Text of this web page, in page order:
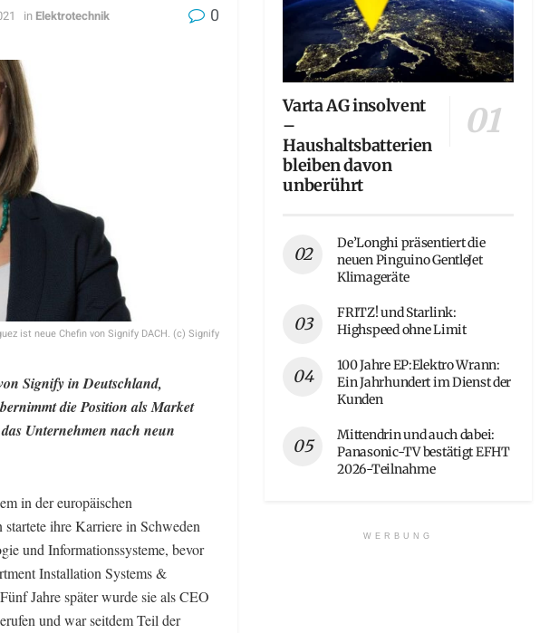
in Elektrotechnik 0
ist neue Chefin von Signify DACH. (c) Signify
Signify in Deutschland,
die Position als Market
Unternehmen nach neun
in der europäischen
ihre Karriere in Schweden
und Informationssysteme, bevor
Installation Systems &
Jahre später wurde sie als CEO
und war seitdem Teil der
Varta AG insolvent
–
Haushaltsbatterien
bleiben davon
unberührt
De’Longhi präsentiert die
neuen Pinguino GentleJet
Klimageräte
FRITZ! und Starlink:
Highspeed ohne Limit
100 Jahre EP:Elektro Wrann:
Ein Jahrhundert im Dienst der
Kunden
Mittendrin und auch dabei:
Panasonic-TV bestätigt EFHT
2026-Teilnahme
WERBUNG